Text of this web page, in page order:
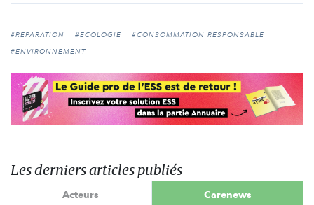
#RÉPARATION #ÉCOLOGIE
#CONSOMMATION RESPONSABLE
#ENVIRONNEMENT
Les derniers articles publiés
Acteurs Carenews